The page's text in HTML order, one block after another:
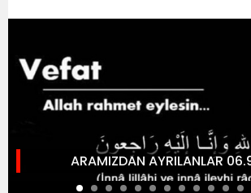
ARAMIZDAN AYRILANLAR